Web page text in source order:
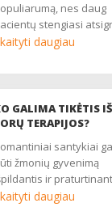
nes daug
stengiasi
gydymo
homeopatiją,
žinoti kiekvienam,
gydymo
ar ne – jau tik
...
daugiau
GALIMA TIKĖTIS IŠ
TERAPIJOS?
žmonių gyvenimą
ir
daugiau